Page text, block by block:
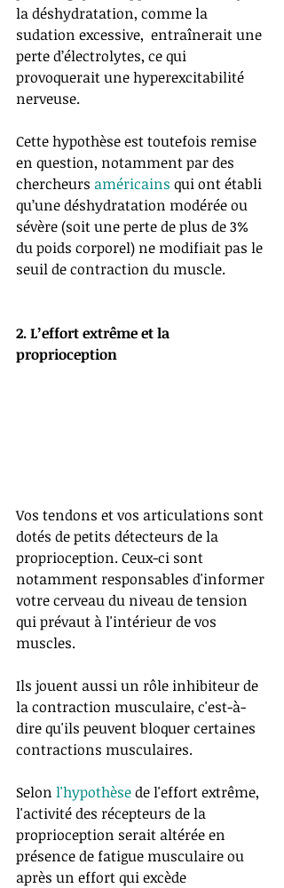
la déshydratation, comme la
sudation excessive,  entraînerait une
perte d’électrolytes, ce qui
provoquerait une hyperexcitabilité
nerveuse.
Cette hypothèse est toutefois remise
en question, notamment par des
chercheurs américains qui ont établi
qu’une déshydratation modérée ou
sévère (soit une perte de plus de 3%
du poids corporel) ne modifiait pas le
seuil de contraction du muscle.
2. L’effort extrême et la
proprioception
Vos tendons et vos articulations sont
dotés de petits détecteurs de la
proprioception. Ceux-ci sont
notamment responsables d'informer
votre cerveau du niveau de tension
qui prévaut à l'intérieur de vos
muscles.
Ils jouent aussi un rôle inhibiteur de
la contraction musculaire, c'est-à-
dire qu'ils peuvent bloquer certaines
contractions musculaires.
Selon l'hypothèse de l'effort extrême,
l'activité des récepteurs de la
proprioception serait altérée en
présence de fatigue musculaire ou
après un effort qui excède